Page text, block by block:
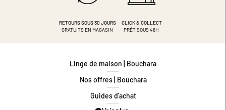
RETOURS SOUS 30 JOURS
GRATUITS EN MAGASIN
CLICK & COLLECT
PRÊT SOUS 48H
Linge de maison | Bouchara
Nos offres | Bouchara
Guides d'achat